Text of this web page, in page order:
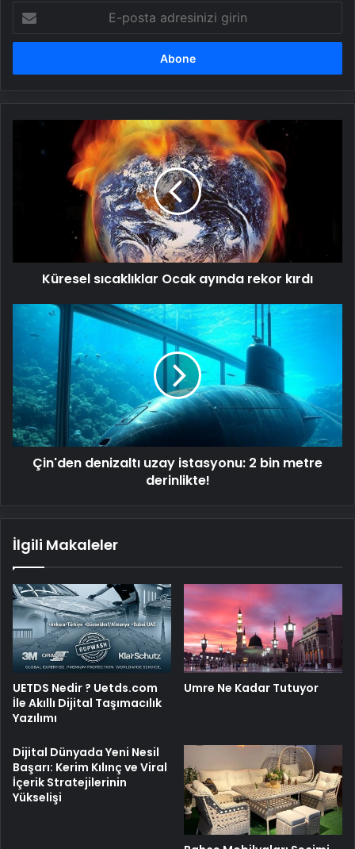
posta
adresinizi
Küresel
Küresel sıcaklıklar Ocak ayında rekor kırdı
Çin'den
denizaltı
istasyonu: 2
bin
metre
derinlikte!
Çin'den denizaltı uzay istasyonu: 2 bin metre
derinlikte!
İlgili Makaleler
UETDS Nedir ? Uetds.com
İle Akıllı Dijital Taşımacılık
Yazılımı
Umre Ne Kadar Tutuyor
Dijital Dünyada Yeni Nesil
Başarı: Kerim Kılınç ve Viral
İçerik Stratejilerinin
Yükselişi